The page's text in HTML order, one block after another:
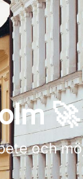
🚀
och